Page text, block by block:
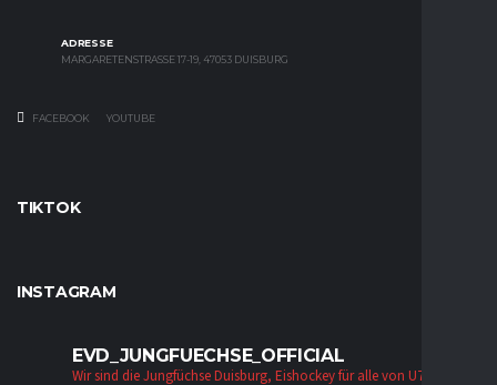
ADRESSE
MARGARETENSTRASSE 17-19, 47053 DUISBURG
FACEBOOK YOUTUBE
TIKTOK
INSTAGRAM
EVD_JUNGFUECHSE_OFFICIAL
Wir sind die Jungfüchse Duisburg, Eishockey für alle von U7 bis zur